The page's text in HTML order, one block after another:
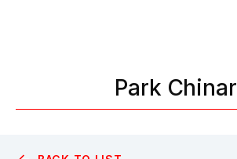
Park Chinar